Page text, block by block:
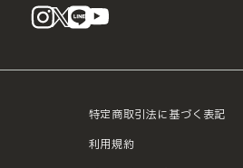
instagram
X LINE
特定商取引法に基づく表記
利用規約